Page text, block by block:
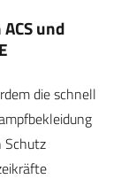
und
die schnell
Schutz